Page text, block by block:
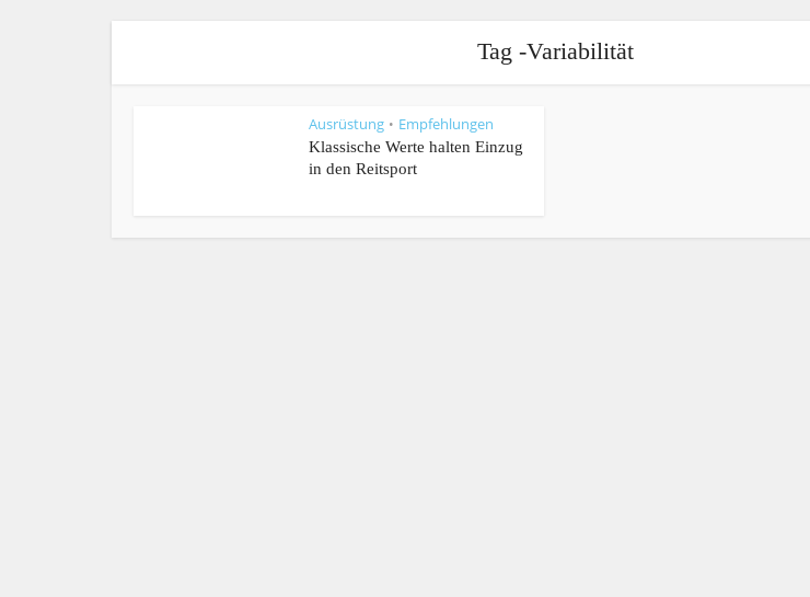
Tag -Variabilität
Ausrüstung • Empfehlungen
Klassische Werte halten Einzug
in den Reitsport